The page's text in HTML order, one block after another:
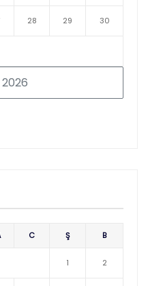
28 29 30
C Ş B
1 2